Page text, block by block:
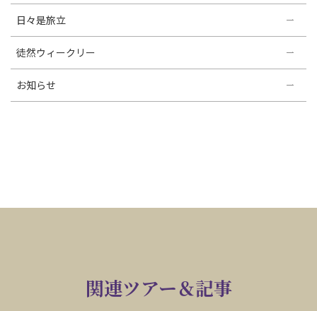
日々是旅立
徒然ウィークリー
お知らせ
関連ツアー＆記事